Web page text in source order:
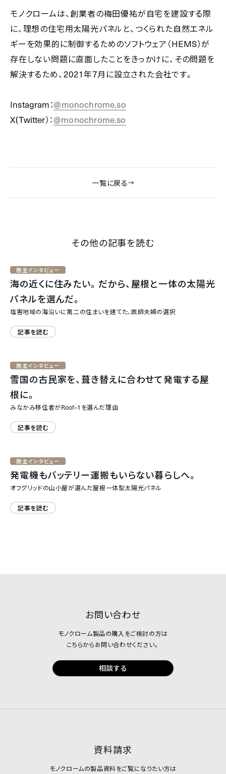
モノクロームは、創業者の梅田優祐が自宅を建設する際
に、理想の住宅用太陽光パネルと、つくられた自然エネル
ギーを効果的に制御するためのソフトウェア（HEMS）が
存在しない問題に直面したことをきっかけに、その問題を
解決するため、 2021年7月に設立された会社です。
Instagram：@monochrome.so
X(Twitter）：@monochrome.so
一覧に戻る
その他の記事を読む
施主インタビュー
海の近くに住みたい。だから、屋根と一体の太陽光
パネルを選んだ。
塩害地域の海沿いに第二の住まいを建てた、医師夫婦の選択
記事を読む
施主インタビュー
雪国の古民家を、葺き替えに合わせて発電する屋
根に。
みなかみ移住者がRoof–1 を選んだ理由
記事を読む
施主インタビュー
発電機もバッテリー運搬もいらない暮らしへ。
オフグリッドの山小屋が選んだ屋根一体型太陽光パネル
記事を読む
お問い合わせ
モノクローム製品の購入をご検討の方は
こちらからお問い合わせください。
相談する
資料請求
モノクロームの製品資料をご覧になりたい方は